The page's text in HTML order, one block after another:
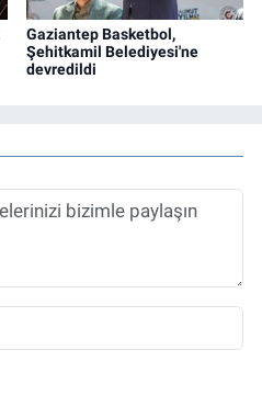
Gaziantep Basketbol,
Şehitkamil Belediyesi'ne
devredildi